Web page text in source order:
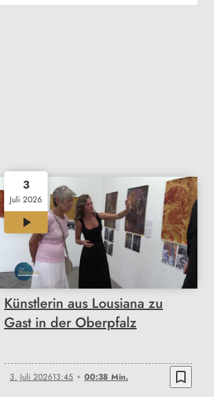
3
Juli 2026
00:38
Künstlerin aus Lousiana zu
Gast in der Oberpfalz
3. Juli 202613:45 00:38 Min. bookmark_border